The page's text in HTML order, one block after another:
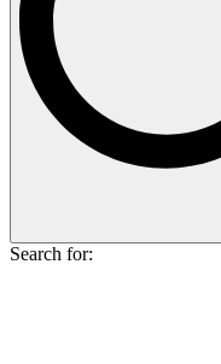
Search for: